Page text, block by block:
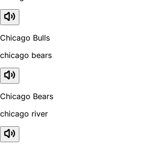
Chicago Bulls
chicago bears
Chicago Bears
chicago river